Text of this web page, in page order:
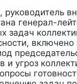
генерал-
задач
включено
и угроз